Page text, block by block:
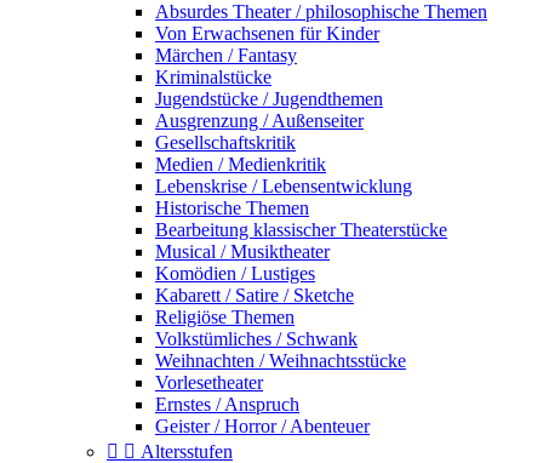
Absurdes Theater / philosophische Themen
Von Erwachsenen für Kinder
Märchen / Fantasy
Kriminalstücke
Jugendstücke / Jugendthemen
Ausgrenzung / Außenseiter
Gesellschaftskritik
Medien / Medienkritik
Lebenskrise / Lebensentwicklung
Historische Themen
Bearbeitung klassischer Theaterstücke
Musical / Musiktheater
Komödien / Lustiges
Kabarett / Satire / Sketche
Religiöse Themen
Volkstümliches / Schwank
Weihnachten / Weihnachtsstücke
Vorlesetheater
Ernstes / Anspruch
Geister / Horror / Abenteuer
  Altersstufen